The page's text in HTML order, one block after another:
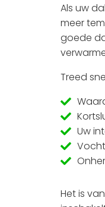
Als uw
meer
goede
Treed
Uw
Het is